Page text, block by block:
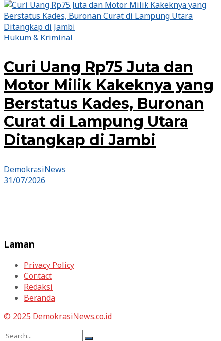
Hukum & Kriminal
Curi Uang Rp75 Juta dan
Motor Milik Kakeknya yang
Berstatus Kades, Buronan
Curat di Lampung Utara
Ditangkap di Jambi
DemokrasiNews
31/07/2026
Laman
Privacy Policy
Contact
Redaksi
Beranda
© 2025 DemokrasiNews.co.id